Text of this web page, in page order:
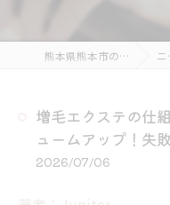
熊本県熊本市のエクステ専門店ならJupiter ニュース
増毛エクステの仕
ュームアップ！失
2026/07/06